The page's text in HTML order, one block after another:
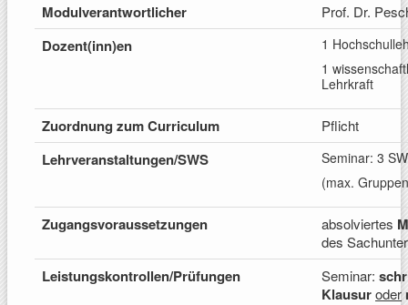
Modulverantwortlicher Prof. Dr.
Dozent(inn)en
1
1
Lehrkraft
Zuordnung zumCurriculum Pflicht
Lehrveranstaltungen/SWS
Seminar:
(max.
Zugangsvoraussetzungen absolviertes
des
Leistungskontrollen/Prüfungen Seminar:
Klausuroder